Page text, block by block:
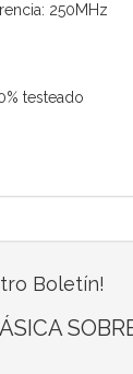
250MHz
testeado
Boletín!